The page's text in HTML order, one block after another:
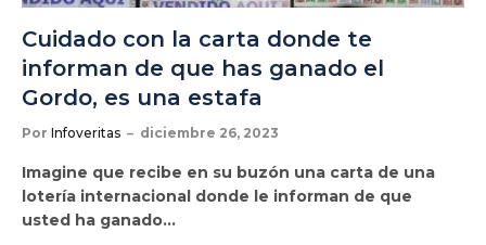
Cuidado con la carta donde te
informan de que has ganado el
Gordo, es una estafa
Por Infoveritas diciembre 26, 2023
Imagine que recibe en su buzón una carta de una
lotería internacional donde le informan de que
usted ha ganado…